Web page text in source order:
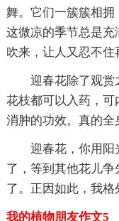
舞。它们一簇簇相
这微凉的季节总是
吹来，让人又忍不住
迎春花除了观赏
花枝都可以入药，可
消肿的功效。真的全
迎春花，你用阳
了，等到其他花儿
了。正因如此，我格
我的植物朋友作文5